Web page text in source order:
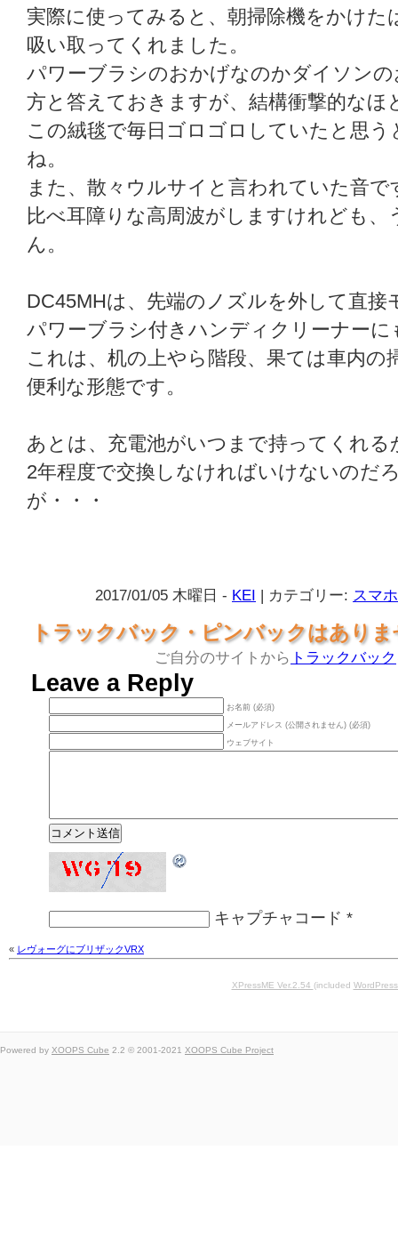
実際に使ってみると、朝掃除機をかけ
吸い取ってくれました。
パワーブラシのおかげなのかダイソン
方と答えておきますが、結構衝撃的なほ
この絨毯で毎日ゴロゴロしていたと思
ね。
また、散々ウルサイと言われていた音
比べ耳障りな高周波がしますけれども
ん。
DC45MHは、先端のノズルを外して直
パワーブラシ付きハンディクリーナーに
これは、机の上やら階段、果ては車内
便利な形態です。
あとは、充電池がいつまで持ってくれる
2年程度で交換しなければいけないのだ
が・・・
2017/01/05 木曜日 - KEI | カテゴリー: スマ
トラックバック・ピンバックはあり
ご自分のサイトから トラックバック
Leave a Reply
お名前 (必須)
メールアドレス (公開されません) (必須)
ウェブサイト
キャプチャコード *
« レヴォーグにブリザックVRX
XPressME Ver.2.54 (included
Powered by XOOPS Cube 2.2 © 2001-2021 XOOPS Cube Project